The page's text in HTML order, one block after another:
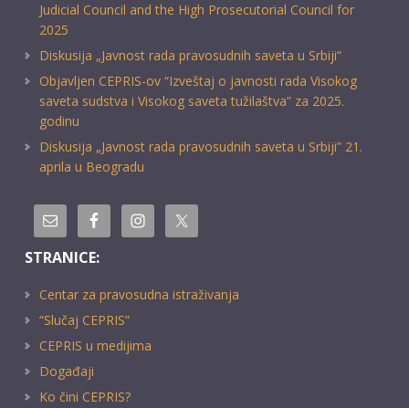
Judicial Council and the High Prosecutorial Council for
2025
Diskusija „Javnost rada pravosudnih saveta u Srbiji“
Objavljen CEPRIS-ov “Izveštaj o javnosti rada Visokog
saveta sudstva i Visokog saveta tužilaštva” za 2025.
godinu
Diskusija „Javnost rada pravosudnih saveta u Srbiji” 21.
aprila u Beogradu
STRANICE:
Centar za pravosudna istraživanja
“Slučaj CEPRIS”
CEPRIS u medijima
Događaji
Ko čini CEPRIS?